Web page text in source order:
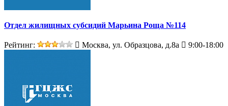
Отдел жилищных субсидий Марьина Роща №114
Рейтинг: Москва, ул. Образцова, д.8а 9:00-18:00